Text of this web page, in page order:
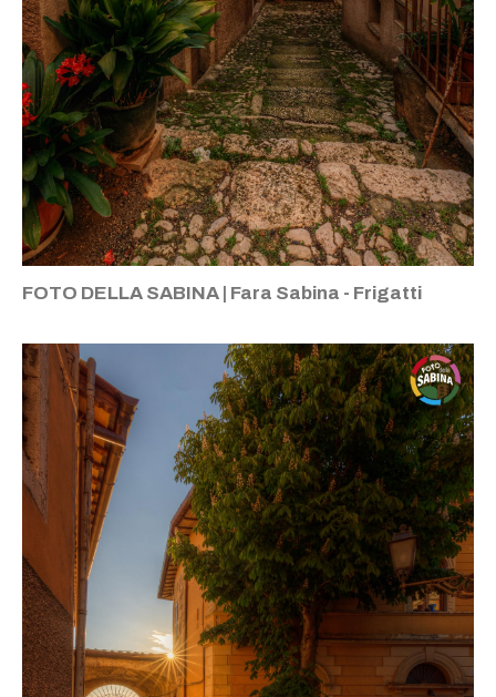
FOTO DELLA SABINA | Fara Sabina - Frigatti